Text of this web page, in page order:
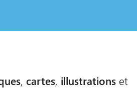
, cartes, illustrationset